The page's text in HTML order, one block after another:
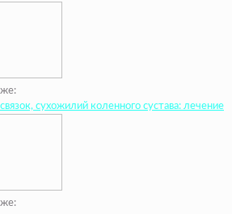
сухожилий коленного сустава: лечение